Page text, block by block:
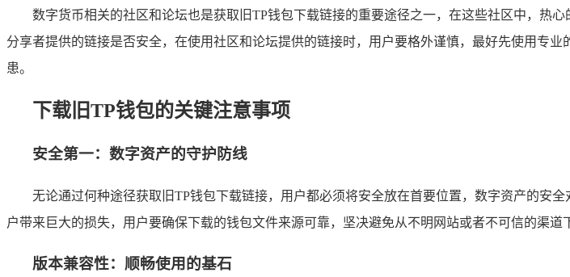
数字货币相关的社区和论坛也是获取旧TP钱包下载链接的重要途径之一，在这些社区中，热
分享者提供的链接是否安全，在使用社区和论坛提供的链接时，用户要格外谨慎，最好先使用专
患。
下载旧TP钱包的关键注意事项
安全第一：数字资产的守护防线
无论通过何种途径获取旧TP钱包下载链接，用户都必须将安全放在首要位置，数字资产的安
户带来巨大的损失，用户要确保下载的钱包文件来源可靠，坚决避免从不明网站或者不可信的渠道
版本兼容性：顺畅使用的基石